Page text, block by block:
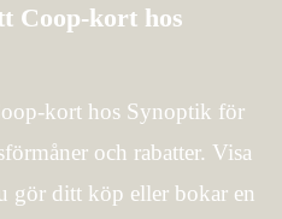
Coop-kort hos
kort hos Synoptik för
och rabatter. Visa
gör ditt köp eller bokar en